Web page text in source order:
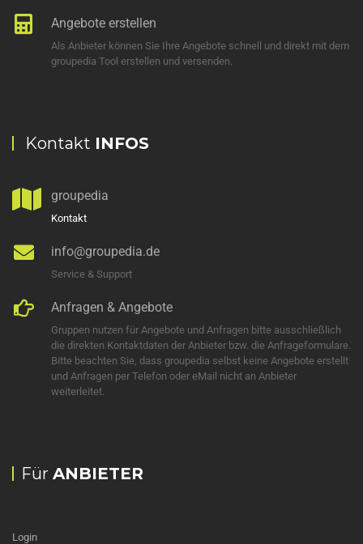
Angebote erstellen
Als Anbieter können Sie Ihre Angebote schnell und direkt mit dem
groupedia Tool erstellen und versenden.
Kontakt INFOS
groupedia
Kontakt
info@groupedia.de
Service & Support
Anfragen & Angebote
Gruppen nutzen für Angebote und Anfragen bitte ausschließlich
die direkten Kontaktdaten der Anbieter bzw. die Anfrageformulare.
Bitte beachten Sie, dass groupedia selbst keine Angebote erstellt
und Anfragen per Telefon oder eMail nicht an Anbieter
weiterleitet.
Für ANBIETER
Login